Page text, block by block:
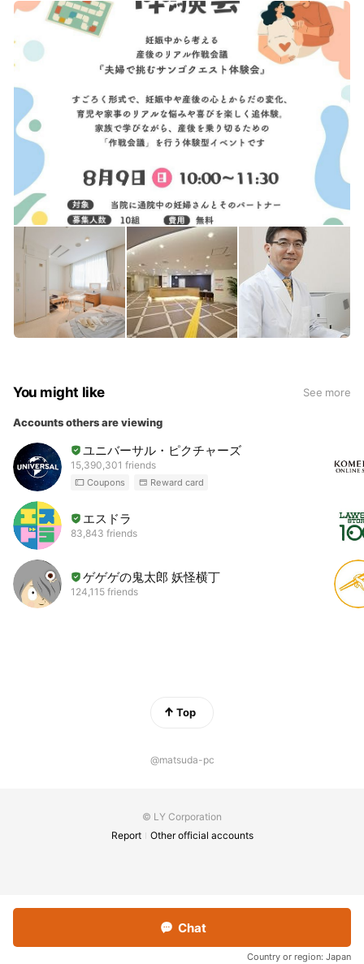
You might like See more
Accounts others are viewing
ユニバーサル・ピクチャーズ
15,390,301 friends
Coupons Reward card
エスドラ
83,843 friends
ゲゲゲの鬼太郎 妖怪横丁
124,115 friends
Top
@matsuda-pc
© LY Corporation
Report
Other official accounts
Chat
Country or region: Japan